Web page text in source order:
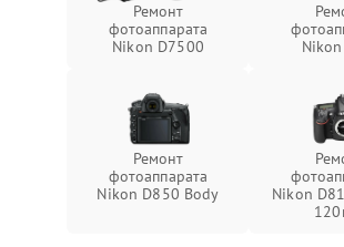
Ремонт
фотоаппарата
Nikon D7500
Ремонт
фотоаппарата
Nikon D850 Body
Nikon